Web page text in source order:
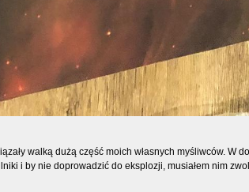
walką dużą część moich własnych myśliwców. W
i by nie doprowadzić do eksplozji, musiałem nim